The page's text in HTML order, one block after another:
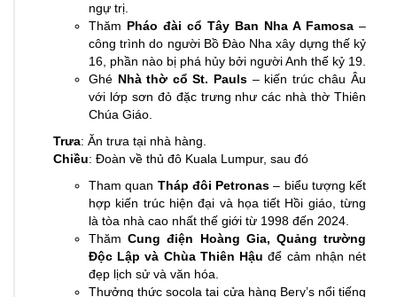
ngự trị.
Thăm Pháo đài cổ Tây Ban Nha A Famosa –
công trình do người Bồ Đào Nha xây dựng thế kỷ
16, phần nào bị phá hủy bởi người Anh thế kỷ 19.
Ghé Nhà thờ cổ St. Pauls – kiến trúc châu Âu
với lớp sơn đỏ đặc trưng như các nhà thờ Thiên
Chúa Giáo.
Trưa: Ăn trưa tại nhà hàng.
Chiều: Đoàn về thủ đô Kuala Lumpur, sau đó
Tham quan Tháp đôi Petronas – biểu tượng kết
hợp kiến trúc hiện đại và họa tiết Hồi giáo, từng
là tòa nhà cao nhất thế giới từ 1998 đến 2024.
ThămCung điện Hoàng Gia, Quảng trường
Độc Lập và Chùa Thiên Hậuđể cảm nhận nét
đẹp lịch sử và văn hóa.
Thưởng thức socola tại cửa hàng Bery’s nổi tiếng